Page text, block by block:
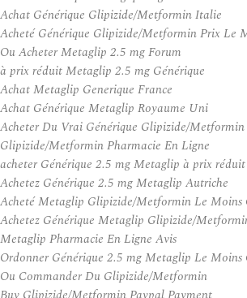
Achat Générique Glipizide/Metformin Italie
Acheté Générique Glipizide/Metformin Prix Le
Ou Acheter Metaglip 2.5 mg Forum
à prix réduit Metaglip 2.5 mg Générique
Achat Metaglip Generique France
Achat Générique Metaglip Royaume Uni
Acheter Du Vrai Générique Glipizide/
Glipizide/Metformin Pharmacie En Ligne
acheter Générique 2.5 mg Metaglip à prix réduit
Achetez Générique 2.5 mg Metaglip Autriche
Acheté Metaglip Glipizide/Metformin Le Moins
Achetez Générique Metaglip Glipizide/
Metaglip Pharmacie En Ligne Avis
Ordonner Générique 2.5 mg Metaglip Le Moins
Ou Commander Du Glipizide/Metformin